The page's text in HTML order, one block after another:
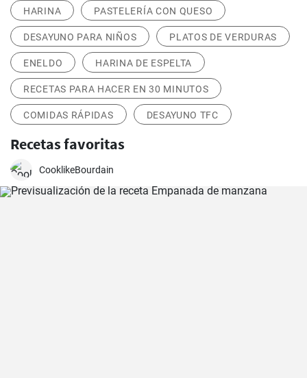
HARINA PASTELERÍA CON QUESO
DESAYUNO PARA NIÑOS PLATOS DE VERDURAS
ENELDO HARINA DE ESPELTA
RECETAS PARA HACER EN 30 MINUTOS
COMIDAS RÁPIDAS DESAYUNO TFC
Recetas favoritas
CooklikeBourdain